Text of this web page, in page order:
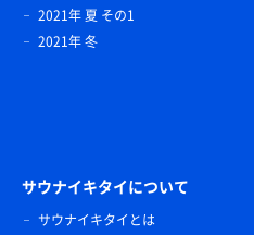
2021年 夏 その1
2021年 冬
サウナイキタイについて
サウナイキタイとは